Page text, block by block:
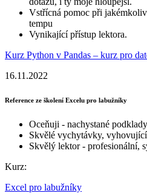
Vstřícná pomoc při
tempu
Vynikající přístup lektora.
Kurz Python v Pandas – kurz pro
16.11.2022
Reference ze školení Excelu pro labužníky
Oceňuji - nachystané
Skvělé vychytávky,
Skvělý lektor - profesionální,
Kurz:
Excel pro labužníky